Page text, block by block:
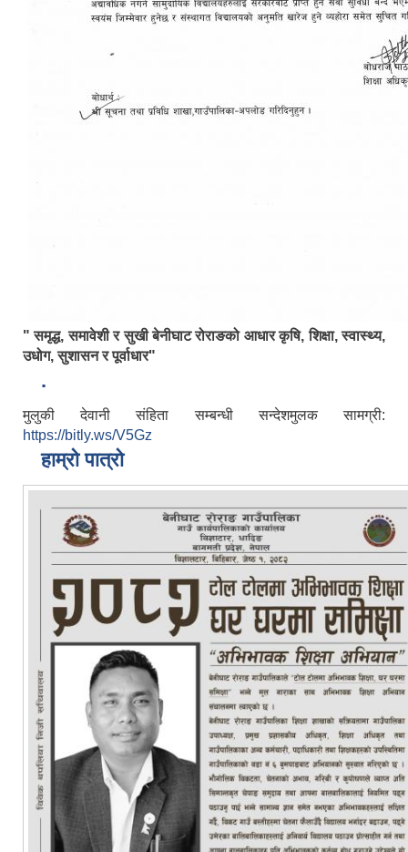
" समृद्ध, समावेशी र सुखी बेनीघाट रोराङको आधार कृषि, शिक्षा, स्वास्थ्य,
उधोग, सुशासन र पूर्वाधार"
.
मुलुकी देवानी संहिता सम्बन्धी सन्देशमुलक सामग्री:
https://bitly.ws/V5Gz
हाम्रो पात्रो